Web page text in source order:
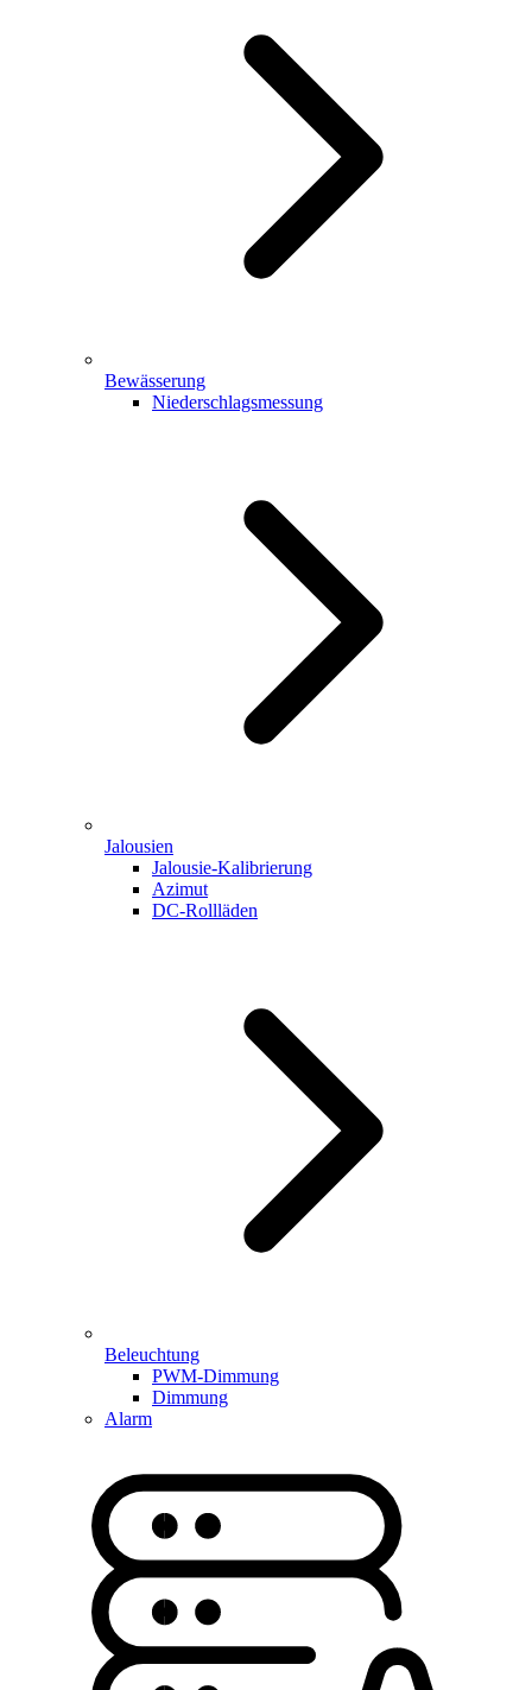
Bewässerung
Niederschlagsmessung
Jalousien
Jalousie-Kalibrierung
Azimut
DC-Rollläden
Beleuchtung
PWM-Dimmung
Dimmung
Alarm